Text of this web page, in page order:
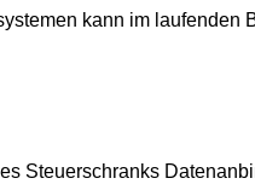
kann im
Steuerschranks